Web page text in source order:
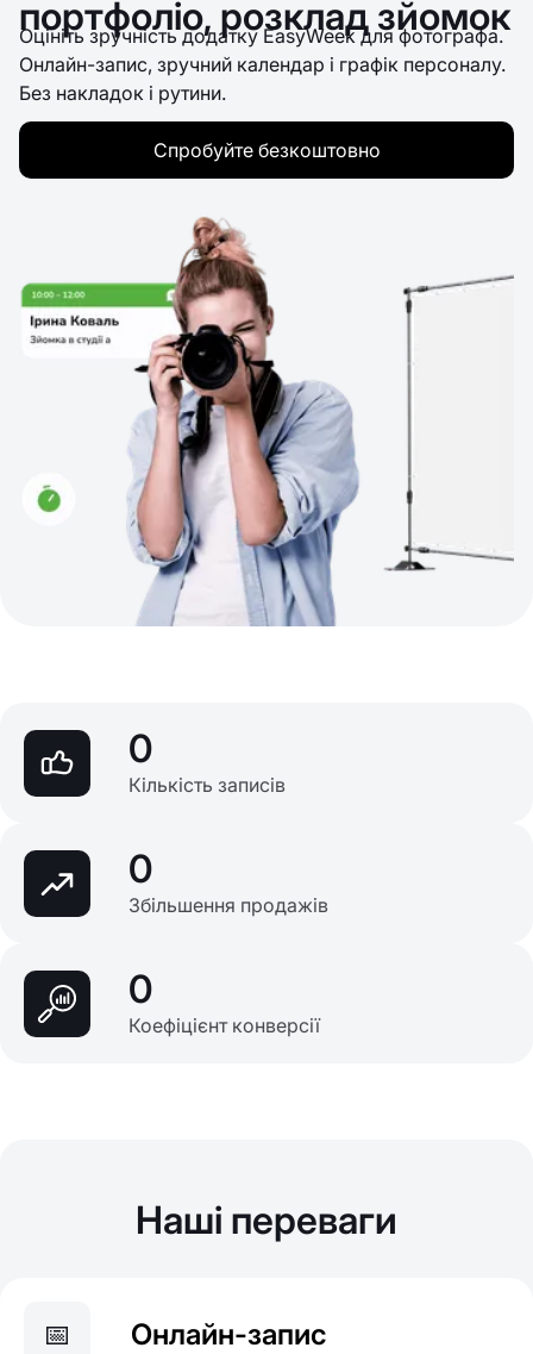
портфоліо, розклад зйомок
Оцініть зручність додатку EasyWeek для фотографа.
Онлайн-запис, зручний календар і графік персоналу.
Без накладок і рутини.
Спробуйте безкоштовно
0
Кількість записів
0
Збільшення продажів
0
Коефіцієнт конверсії
Наші переваги
📅 Онлайн-запис